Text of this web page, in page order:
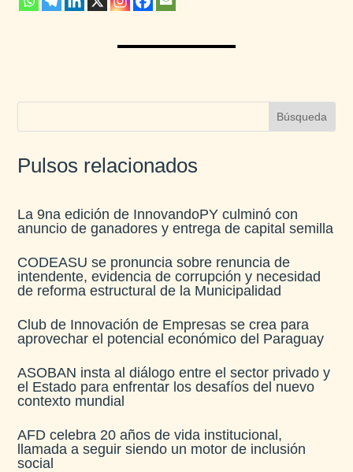
Pulsos relacionados
La 9na edición de InnovandoPY culminó con
anuncio de ganadores y entrega de capital semilla
CODEASU se pronuncia sobre renuncia de
intendente, evidencia de corrupción y necesidad
de reforma estructural de la Municipalidad
Club de Innovación de Empresas se crea para
aprovechar el potencial económico del Paraguay
ASOBAN insta al diálogo entre el sector privado y
el Estado para enfrentar los desafíos del nuevo
contexto mundial
AFD celebra 20 años de vida institucional,
llamada a seguir siendo un motor de inclusión
social